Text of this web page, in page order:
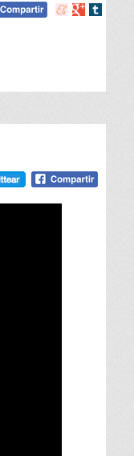
Compartir
Compartir
Compartir